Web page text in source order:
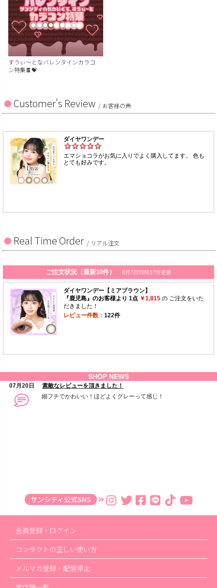
すうぃ～となバレンタインカラコ
ン特集🍫💝
Customer's Review / お客様の声
Real Time Order / リアル注文
サンシティ公式SNS
会員登録・ログイン
コンタクトの正しい使い方
メルマガ登録・配信停止